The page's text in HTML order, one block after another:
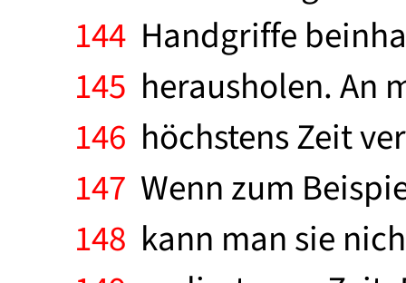
144 Handgriffe
145 herausholen. An
146 höchstens Zeit
147 Wenn zum
148 kann man sie